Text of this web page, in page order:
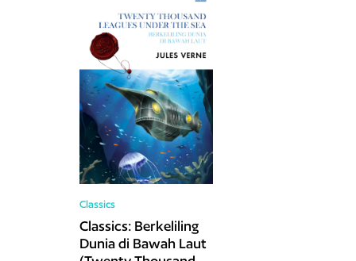
Classics
Classics: Berkeliling
Dunia di Bawah Laut